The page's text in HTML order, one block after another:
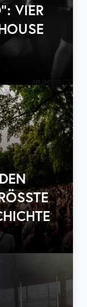
VIER
A